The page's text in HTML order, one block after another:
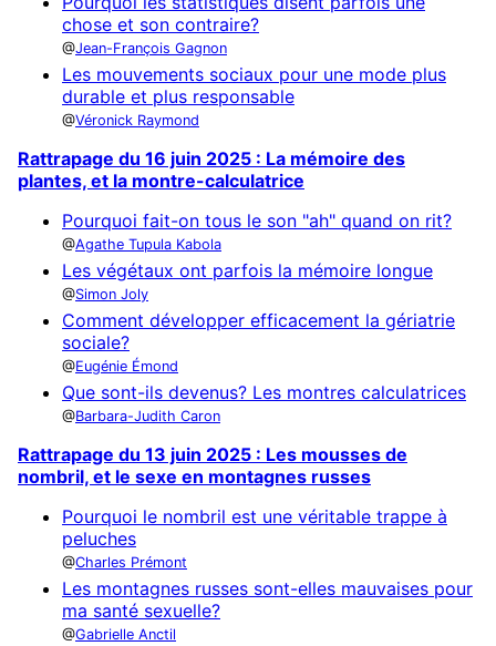
chose et son contraire?
Jean-François Gagnon
Les mouvements sociaux pour une mode plus
durable et plus responsable
Véronick Raymond
Rattrapage du 16 juin 2025 : La mémoire des
plantes, et la montre-calculatrice
Pourquoi fait-on tous le son "ah" quand on rit?
Agathe Tupula Kabola
Les végétaux ont parfois la mémoire longue
Simon Joly
Comment développer efficacement la gériatrie
sociale?
Eugénie Émond
Que sont-ils devenus? Les montres calculatrices
Barbara-Judith Caron
Rattrapage du 13 juin 2025 : Les mousses de
nombril, et le sexe en montagnes russes
Pourquoi le nombril est une véritable trappe à
peluches
Charles Prémont
Les montagnes russes sont-elles mauvaises pour
ma santé sexuelle?
Gabrielle Anctil